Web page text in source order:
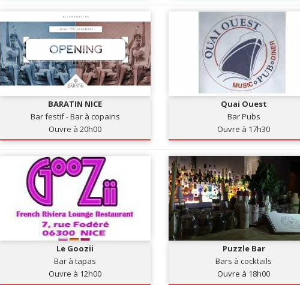
BARATIN NICE
Bar festif - Bar à copains
Ouvre à 20h00
Quai Ouest
Bar Pubs
Ouvre à 17h30
Le Goozii
Bar à tapas
Ouvre à 12h00
Puzzle Bar
Bars à cocktails
Ouvre à 18h00